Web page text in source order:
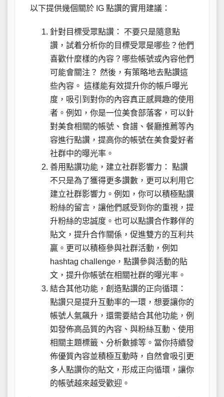
以下提供幾個關於 IG 點讚的實用建議：
針對目標受眾點讚： 不要只是隨意點
讚，試着分析你的目標受眾是哪些？他們
喜歡什麼樣的內容？哪些帳號或內容他們
可能會關注？ 然後，有策略地去點讚這
些內容。 這樣能有效提升你的帳戶曝光
度，吸引到對你的內容真正感興趣的使用
者。例如，你是一位美食部落客，可以針
對美食相關的帳號、食譜、餐廳推薦等內
容進行點讚，提高你的帳號在美食愛好者
社群中的曝光率。
善用點讚功能，建立社群影響力： 點讚
不只是為了獲得更多讚數，更可以利用它
建立社群影響力。例如，你可以積極點讚
粉絲的留言，讓他們感受到你的重視，提
升粉絲的忠誠度。也可以點讚合作夥伴的
貼文，提升合作關係，促進雙方的互利共
贏。更可以積極參與社群活動，例如
hashtag challenge，點讚參與活動的貼
文，提升你帳號在相關社群的曝光率。
結合其他功能，創造點讚的正向循環：
點讚只是提升互動率的一環，想要讓你的
帳號人氣飆升，還需要結合其他功能，例
如發佈高品質的內容、與粉絲互動、使用
相關主題標籤、分析數據等。當你持續發
佈優質內容並積極互動時，自然會吸引更
多人點讚你的貼文，形成正向循環，讓你
的帳號越來越受歡迎。